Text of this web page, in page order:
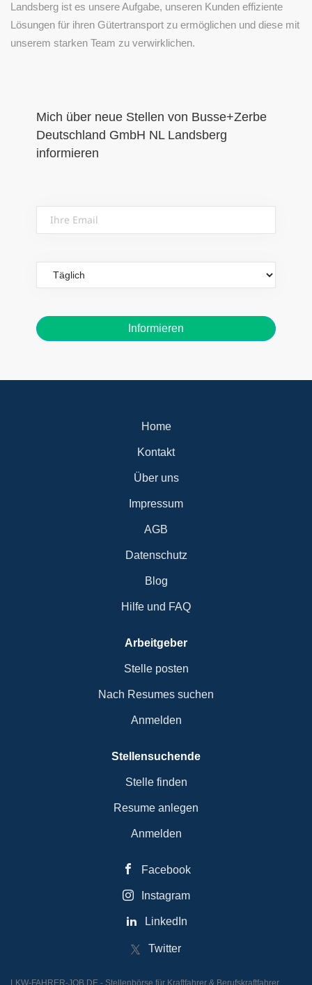
Landsberg ist es unsere Aufgabe, unseren Kunden effiziente
Lösungen für ihren Gütertransport zu ermöglichen und diese mit
unserem starken Team zu verwirklichen.
Mich über neue Stellen von Busse+Zerbe
Deutschland GmbH NL Landsberg
informieren
Email
frequency
Home
Kontakt
Über uns
Impressum
AGB
Datenschutz
Blog
Hilfe und FAQ
Arbeitgeber
Stelle posten
Nach Resumes suchen
Anmelden
Stellensuchende
Stelle finden
Resume anlegen
Anmelden
Facebook
Instagram
LinkedIn
Twitter
LKW-FAHRER-JOB.DE - Stellenbörse für Kraftfahrer & Berufskraftfahrer